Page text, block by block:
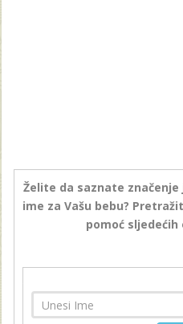
Želite da saznate
ime za Vašu bebu?
pomoć